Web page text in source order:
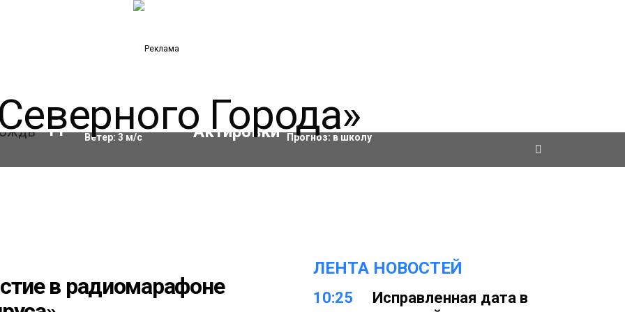
11°C Влажность:90%
Ветер: 3 м/с
Актировки
Прогноз: в школу
в радиомарафоне
ЛЕНТА НОВОСТЕЙ
10:25
Исправленная дата в